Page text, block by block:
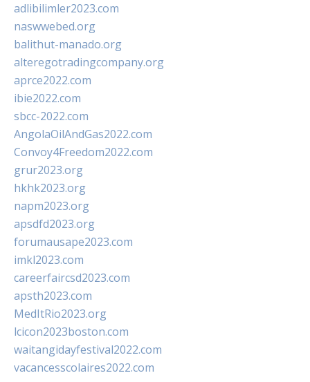
adlibilimler2023.com
naswwebed.org
balithut-manado.org
alteregotradingcompany.org
aprce2022.com
ibie2022.com
sbcc-2022.com
AngolaOilAndGas2022.com
Convoy4Freedom2022.com
grur2023.org
hkhk2023.org
napm2023.org
apsdfd2023.org
forumausape2023.com
imkl2023.com
careerfaircsd2023.com
apsth2023.com
MedItRio2023.org
lcicon2023boston.com
waitangidayfestival2022.com
vacancesscolaires2022.com